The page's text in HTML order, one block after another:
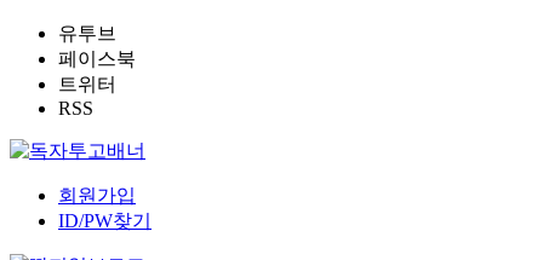
유투브
페이스북
트위터
RSS
회원가입
ID/PW찾기